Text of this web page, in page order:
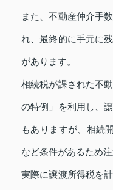
また、不動産仲介手
れ、最終的に手元に
があります。
相続税が課された不
の特例」を利用し、
もありますが、相続
など条件があるため注
実際に譲渡所得税を